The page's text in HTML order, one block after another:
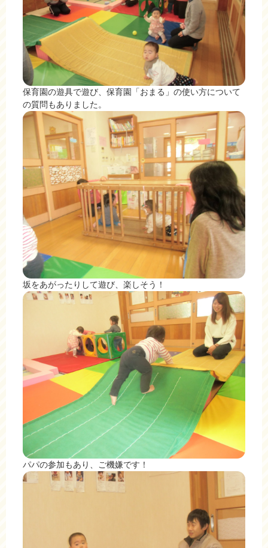
保育園の遊具で遊び、保育園「おまる」の使い方について
の質問もありました。
坂をあがったりして遊び、楽しそう！
パパの参加もあり、ご機嫌です！